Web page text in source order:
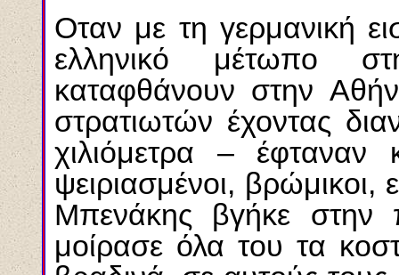
Oταν με τη γερμανική
ελληνικό μέτωπο
καταφθάνουν στην
στρατιωτών έχοντας
χιλιόμετρα – έφταναν
ψειριασμένοι,
Mπενάκης βγήκε στην
μοίρασε όλα του τα